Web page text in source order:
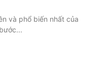
và phổ biến nhất của